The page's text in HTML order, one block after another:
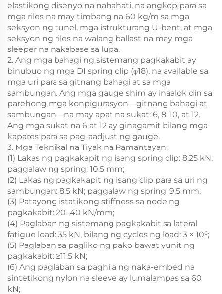
elastikong disenyo na nahahati, na angkop para sa
mga riles na may timbang na 60 kg/m sa mga
seksyon ng tunel, mga istrukturang U-bent, at mga
seksyon ng riles na walang ballast na may mga
sleeper na nakabase sa lupa.
2. Ang mga bahagi ng sistemang pagkakabit ay
binubuo ng mga DI spring clip (φ18), na available sa
mga uri para sa gitnang bahagi at sa mga
sambungan. Ang mga gauge shim ay inaalok din sa
parehong mga konpigurasyon—gitnang bahagi at
sambungan—na may apat na sukat: 6, 8, 10, at 12.
Ang mga sukat na 6 at 12 ay ginagamit bilang mga
kapares para sa pag-aadjust ng gauge.
3. Mga Teknikal na Tiyak na Pamantayan:
(1) Lakas ng pagkakapit ng isang spring clip: 8.25 kN;
paggalaw ng spring: 10.5 mm;
(2) Lakas ng pagkakapit ng isang clip para sa uri ng
sambungan: 8.5 kN; paggalaw ng spring: 9.5 mm;
(3) Patayong istatikong stiffness sa node ng
pagkakabit: 20–40 kN/mm;
(4) Paglaban ng sistemang pagkakabit sa lateral
fatigue load: 35 kN, bilang ng cycles ng load: 3 × 10⁶;
(5) Paglaban sa pagliko ng pako bawat yunit ng
pagkakabit: ≥11.5 kN;
(6) Ang paglaban sa paghila ng naka-embed na
sintetikong nylon na sleeve ay lumalampas sa 60
kN;